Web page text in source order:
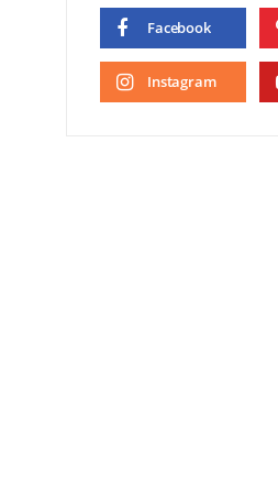
Facebook
Instagram